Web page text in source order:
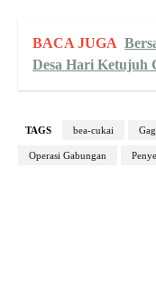
BACA JUGA
Desa Hari Ketujuh
TAGS bea-cukai
Operasi Gabungan